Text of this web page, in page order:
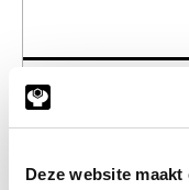
Deze website
Info